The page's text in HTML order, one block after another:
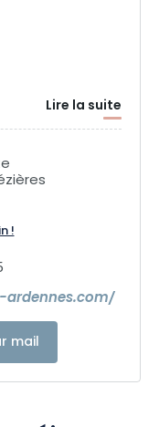
Lire la suite
!
mail